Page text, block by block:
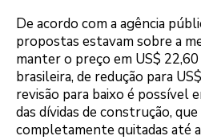
De acordo com a agência
propostas estavam sobre a
manter o preço em US$ 22,60
brasileira, de redução para
revisão para baixo é possível
das dívidas de construção,
completamente quitadas até